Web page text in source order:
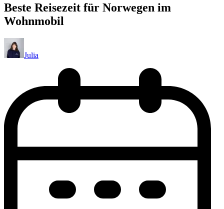
Beste Reisezeit für Norwegen im
Wohnmobil
Julia